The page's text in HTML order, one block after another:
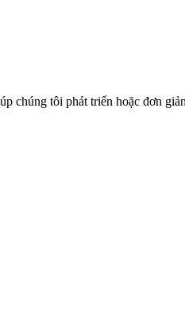
tôi phát triển hoặc đơn